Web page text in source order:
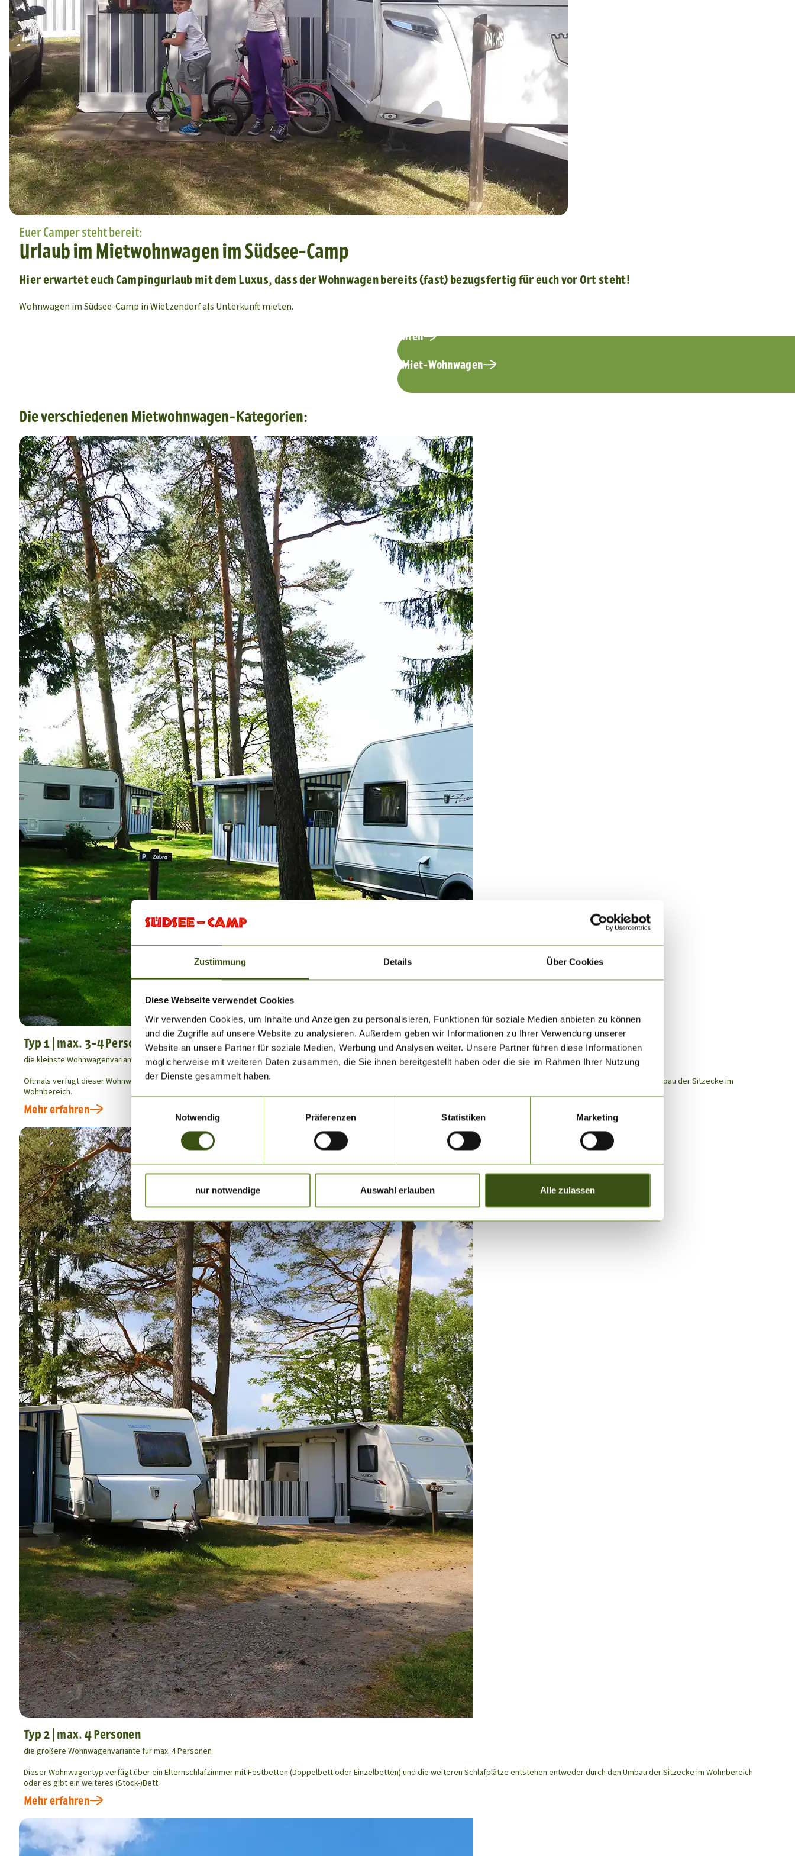
Zustimmung Details Über Cookies
Diese Webseite verwendet Cookies
Wir verwenden Cookies, um Inhalte und Anzeigen zu personalisieren, Funktionen für soziale Medien anbieten zu können
und die Zugriffe auf unsere Website zu analysieren. Außerdem geben wir Informationen zu Ihrer Verwendung unserer
Website an unsere Partner für soziale Medien, Werbung und Analysen weiter. Unsere Partner führen diese Informationen
möglicherweise mit weiteren Daten zusammen, die Sie ihnen bereitgestellt haben oder die sie im Rahmen Ihrer Nutzung
der Dienste gesammelt haben.
Notwendig
Präferenzen Statistiken Marketing
nur notwendige Auswahl erlauben Alle zulassen
Euer Camper steht bereit:
Urlaub im Mietwohnwagen im Südsee-Camp
Hier erwartet euch Campingurlaub mit dem Luxus, dass der Wohnwagen bereits (fast) bezugsfertig für euch vor Ort steht!
Wohnwagen im Südsee-Camp in Wietzendorf als Unterkunft mieten.
mehr erfahren
Größenkategorien der Miet-Wohnwagen
Die verschiedenen Mietwohnwagen-Kategorien:
Typ 1 | max. 3-4 Personen
die kleinste Wohnwagenvariante für max. 3-4 Personen
Oftmals verfügt dieser Wohnwagentyp über ein Elternschlafzimmer mit Festbetten (Doppelbett oder Einzelbetten) und der bzw. die weitere(n) Schlafplätze entstehen durch den Umbau der Sitzecke im
Wohnbereich.
Mehr erfahren
Typ 2 | max. 4 Personen
die größere Wohnwagenvariante für max. 4 Personen
Dieser Wohnwagentyp verfügt über ein Elternschlafzimmer mit Festbetten (Doppelbett oder Einzelbetten) und die weiteren Schlafplätze entstehen entweder durch den Umbau der Sitzecke im Wohnbereich
oder es gibt ein weiteres (Stock-)Bett.
Mehr erfahren